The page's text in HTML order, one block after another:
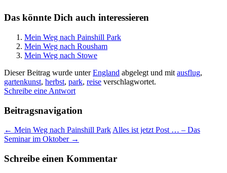
Das könnte Dich auch interessieren
Mein Weg nach Painshill Park
Mein Weg nach Rousham
Mein Weg nach Stowe
Dieser Beitrag wurde unterEngland abgelegt und mit ausflug,
gartenkunst, herbst, park, reise verschlagwortet.
Schreibe eine Antwort
Beitragsnavigation
← Mein Weg nach Painshill Park Alles ist jetzt Post … – Das
Seminar im Oktober →
Schreibe einen Kommentar